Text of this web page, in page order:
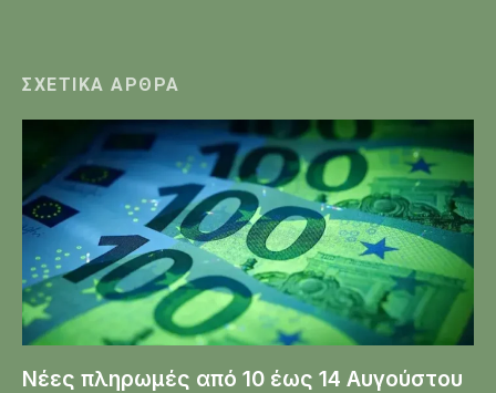
ΣΧΕΤΙΚΆ ΆΡΘΡΑ
Νέες πληρωμές από 10 έως 14 Αυγούστου